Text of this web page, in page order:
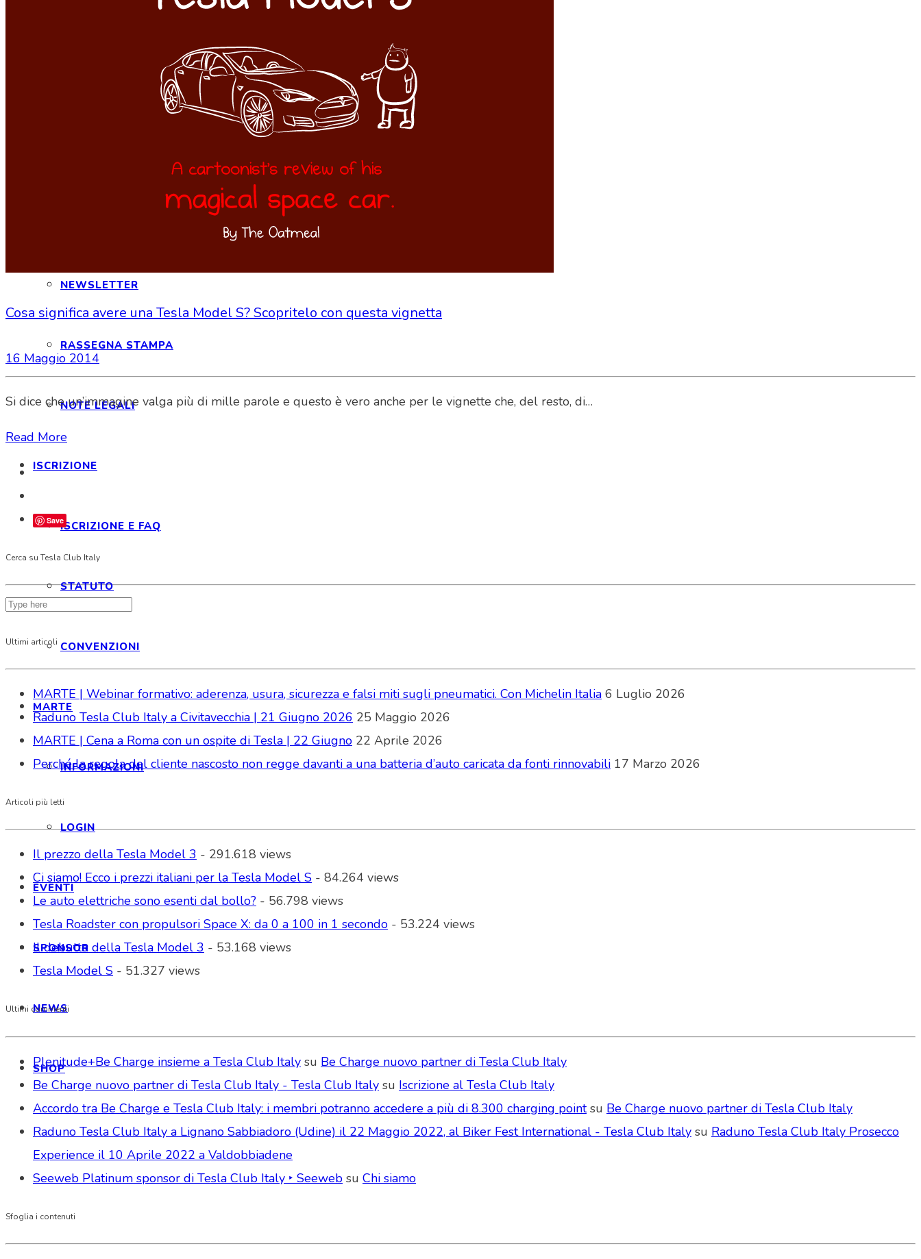
NEWSLETTER
RASSEGNA STAMPA
NOTE LEGALI
ISCRIZIONE
ISCRIZIONE E FAQ
STATUTO
CONVENZIONI
MARTE
INFORMAZIONI
LOGIN
EVENTI
SPONSOR
NEWS
SHOP
Cosa significa avere una Tesla Model S? Scopritelo con questa vignetta
16 Maggio 2014
Si dice che un’immagine valga più di mille parole e questo è vero anche per le vignette che, del resto, di…
Read More
Save
Cerca su Tesla Club Italy
Ultimi articoli
MARTE | Webinar formativo: aderenza, usura, sicurezza e falsi miti sugli pneumatici. Con Michelin Italia 6 Luglio 2026
Raduno Tesla Club Italy a Civitavecchia | 21 Giugno 2026 25 Maggio 2026
MARTE | Cena a Roma con un ospite di Tesla | 22 Giugno 22 Aprile 2026
Perché la regola del cliente nascosto non regge davanti a una batteria d’auto caricata da fonti rinnovabili 17 Marzo 2026
Articoli più letti
Il prezzo della Tesla Model 3 - 291.618 views
Ci siamo! Ecco i prezzi italiani per la Tesla Model S - 84.264 views
Le auto elettriche sono esenti dal bollo? - 56.798 views
Tesla Roadster con propulsori Space X: da 0 a 100 in 1 secondo - 53.224 views
Il debutto della Tesla Model 3 - 53.168 views
Tesla Model S - 51.327 views
Ultimi commenti
Plenitude+Be Charge insieme a Tesla Club Italy su Be Charge nuovo partner di Tesla Club Italy
Be Charge nuovo partner di Tesla Club Italy - Tesla Club Italy su Iscrizione al Tesla Club Italy
Accordo tra Be Charge e Tesla Club Italy: i membri potranno accedere a più di 8.300 charging pointsu Be Charge nuovo partner di Tesla Club Italy
Raduno Tesla Club Italy a Lignano Sabbiadoro (Udine) il 22 Maggio 2022, al Biker Fest International - Tesla Club Italy su Raduno Tesla Club Italy Prosecco
Experience il 10 Aprile 2022 a Valdobbiadene
Seeweb Platinum sponsor di Tesla Club Italy ‣ Seeweb su Chi siamo
Sfoglia i contenuti